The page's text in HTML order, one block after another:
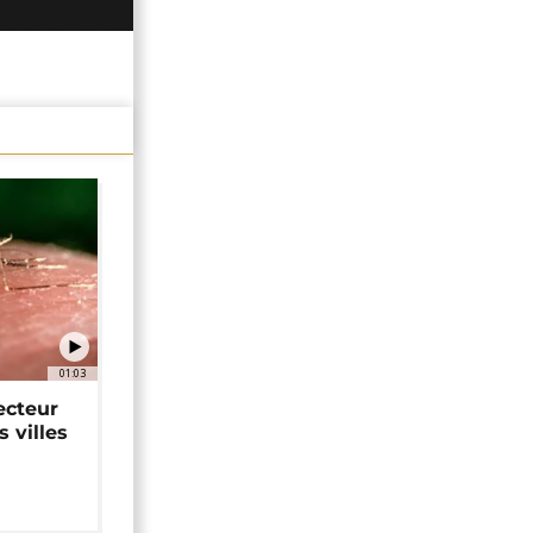
01:03
villes